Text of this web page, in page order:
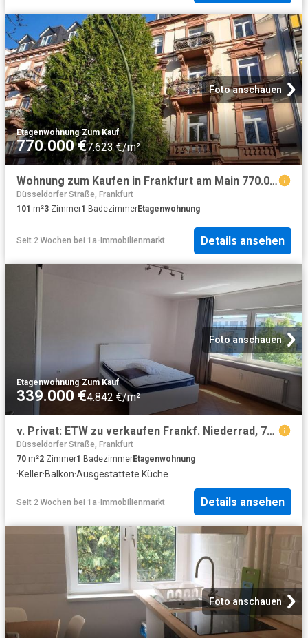
Foto anschauen
Etagenwohnung·Zum Kauf
770.000 €7.623 €/m²
Wohnung zum Kaufen in Frankfurt am Main 770.000,00 EUR 101 m²
Düsseldorfer Straße, Frankfurt
101 m²3 Zimmer1 BadezimmerEtagenwohnung
Seit 2 Wochen bei 1a-Immobilienmarkt Details ansehen
Foto anschauen
Etagenwohnung·Zum Kauf
339.000 €4.842 €/m²
v. Privat: ETW zu verkaufen Frankf. Niederrad, 70 qm, 3 Zimmer
Düsseldorfer Straße, Frankfurt
70 m²2 Zimmer1 BadezimmerEtagenwohnung
·Keller·Balkon·Ausgestattete Küche
Seit 2 Wochen bei 1a-Immobilienmarkt Details ansehen
Foto anschauen